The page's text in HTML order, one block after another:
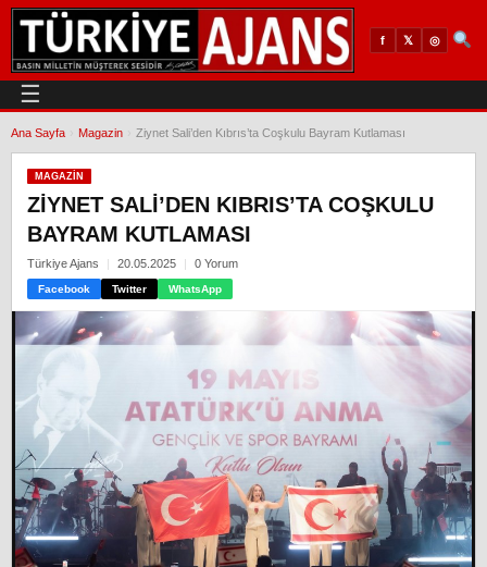
f 𝕏 ◎
☰
Ana Sayfa Magazin Ziynet Sali’den Kıbrıs’ta Coşkulu Bayram Kutlaması
MAGAZIN
ZIYNET SALI’DEN KIBRIS’TA COŞKULU
BAYRAM KUTLAMASI
Türkiye Ajans 20.05.2025 0 Yorum
Facebook Twitter WhatsApp